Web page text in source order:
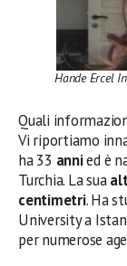
Hande Ercel
Quali
Vi riportiamo
ha 33 annied è
Turchia. La sua
centimetri. Ha
University a
per numerose